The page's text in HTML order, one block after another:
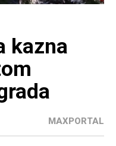
kazna
MAXPORTAL